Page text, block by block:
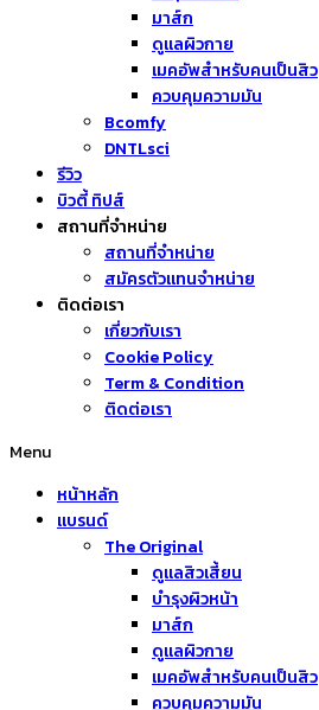
มาส์ก
ดูแลผิวกาย
เมคอัพสำหรับคนเป็นสิว
ควบคุมความมัน
Bcomfy
DNTLsci
รีวิว
บิวตี้ ทิปส์
สถานที่จำหน่าย
สถานที่จำหน่าย
สมัครตัวแทนจำหน่าย
ติดต่อเรา
เกี่ยวกับเรา
Cookie Policy
Term & Condition
ติดต่อเรา
Menu
หน้าหลัก
แบรนด์
The Original
ดูแลสิวเสี้ยน
บำรุงผิวหน้า
มาส์ก
ดูแลผิวกาย
เมคอัพสำหรับคนเป็นสิว
ควบคุมความมัน